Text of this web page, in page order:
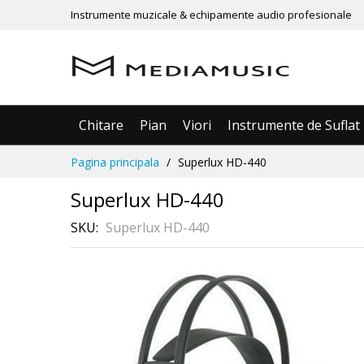
Instrumente muzicale & echipamente audio profesionale
Chitare Pian Viori Instrumente de Suflat
Pagina principala Superlux HD-440
Superlux HD-440
SKU Superlux HD-440